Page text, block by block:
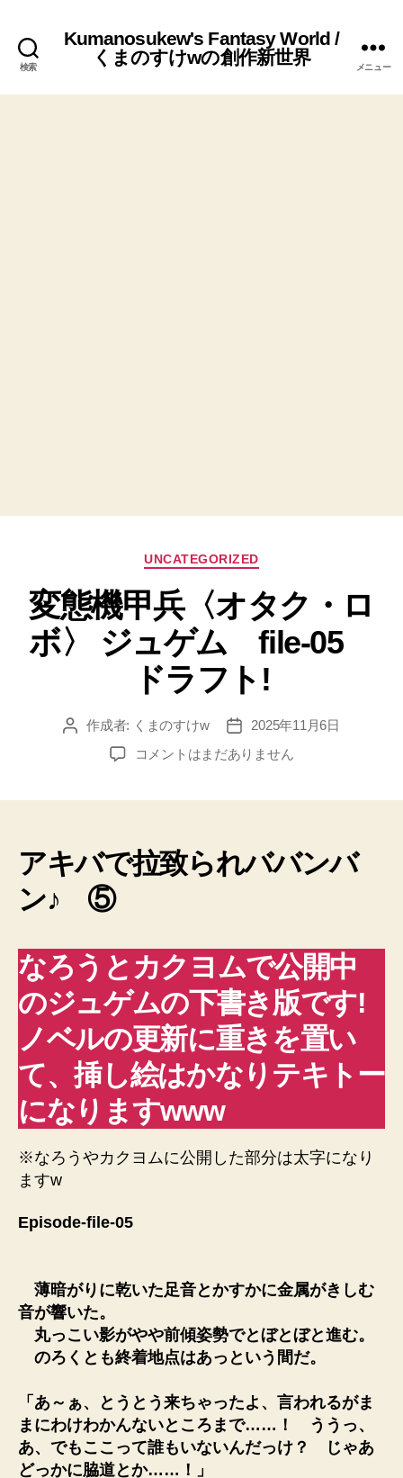
検索
Kumanosukew's Fantasy World /
くまのすけwの創作新世界
メニュー
カ
ゴ
リ
ー
UNCATEGORIZED
変態機甲兵〈オタク・ロ
ボ〉 ジュゲム file-05
ドラフト!
投 作成者: くまのすけw
投
稿
日
2025年11月6日
変
〈オ
タ
ジ
ュ
ゲ
ム
file-
05
ド
ラ
フ
ト!
へ
の
コメントはまだありません
アキバで拉致られババンバ
ン♪ ⑤
なろうとカクヨムで公開中
のジュゲムの下書き版です!
ノベルの更新に重きを置い
て、挿し絵はかなりテキトー
になりますwww
※なろうやカクヨムに公開した部分は太字になり
ますw
Episode-file-05
薄暗がりに乾いた足音とかすかに金属がきしむ
音が響いた。
丸っこい影がやや前傾姿勢でとぼとぼと進む。
のろくとも終着地点はあっという間だ。
「あ～ぁ、とうとう来ちゃったよ、言われるがま
まにわけわかんないところまで……！ ううっ、
あ、でもここって誰もいないんだっけ？ じゃあ
どっかに脇道とか……！」